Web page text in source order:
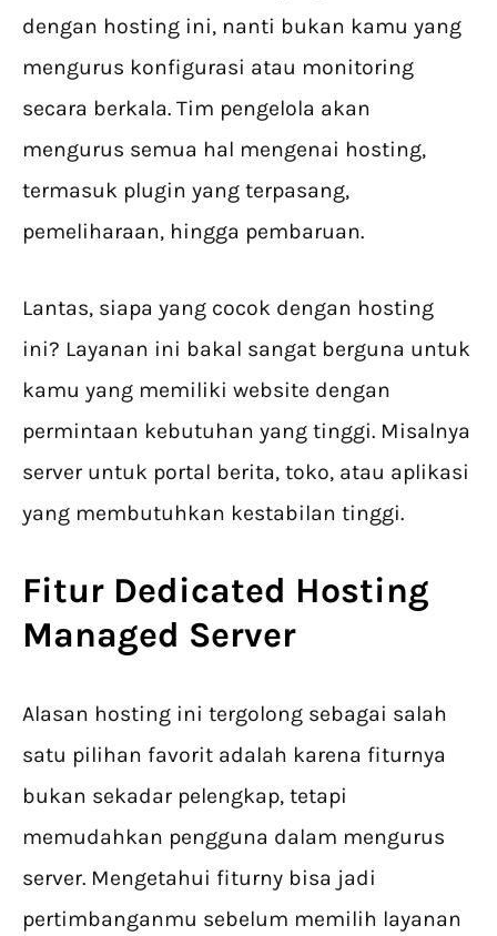
dengan hosting ini, nanti bukan kamu yang
mengurus konfigurasi atau monitoring
secara berkala. Tim pengelola akan
mengurus semua hal mengenai hosting,
termasuk plugin yang terpasang,
pemeliharaan, hingga pembaruan.
Lantas, siapa yang cocok dengan hosting
ini? Layanan ini bakal sangat berguna untuk
kamu yang memiliki website dengan
permintaan kebutuhan yang tinggi. Misalnya
server untuk portal berita, toko, atau aplikasi
yang membutuhkan kestabilan tinggi.
Fitur Dedicated Hosting
Managed Server
Alasan hosting ini tergolong sebagai salah
satu pilihan favorit adalah karena fiturnya
bukan sekadar pelengkap, tetapi
memudahkan pengguna dalam mengurus
server. Mengetahui fiturny bisa jadi
pertimbanganmu sebelum memilih layanan